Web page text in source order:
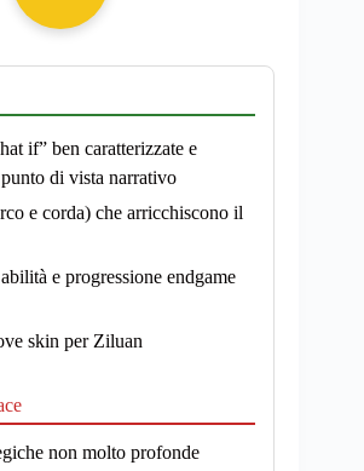
if” ben caratterizzate e
di vista narrativo
e corda) che arricchiscono il
e progressione endgame
skin per Ziluan
non molto profonde